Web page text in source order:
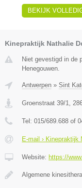
BEKIJK
Kinepraktijk Nathalie
Niet gevestigd in de
Henegouwen.
Antwerpen » Sint
Groenstraat 39/1
Tel: 015/689.688 of
E-mail › Kinepraktijk
Website: https://
Algemene